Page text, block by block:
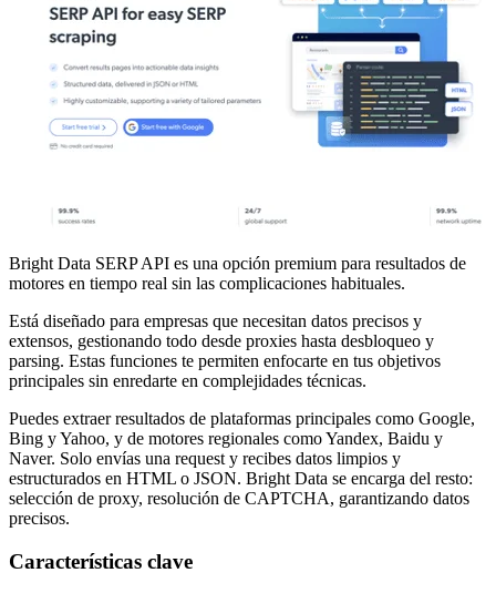
Bright Data SERP API es una opción premium para resultados de
motores en tiempo real sin las complicaciones habituales.
Está diseñado para empresas que necesitan datos precisos y
extensos, gestionando todo desde proxies hasta desbloqueo y
parsing. Estas funciones te permiten enfocarte en tus objetivos
principales sin enredarte en complejidades técnicas.
Puedes extraer resultados de plataformas principales como Google,
Bing y Yahoo, y de motores regionales como Yandex, Baidu y
Naver. Solo envías una request y recibes datos limpios y
estructurados en HTML o JSON. Bright Data se encarga del resto:
selección de proxy, resolución de CAPTCHA, garantizando datos
precisos.
Características clave